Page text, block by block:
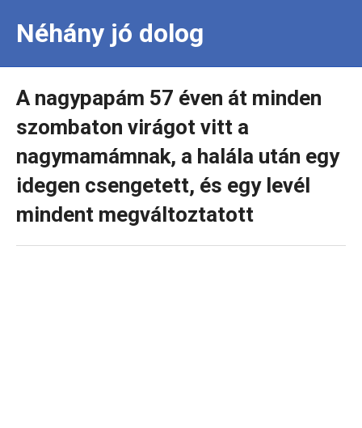
Néhány jó dolog
A nagypapám 57 éven át minden
szombaton virágot vitt a
nagymamámnak, a halála után egy
idegen csengetett, és egy levél
mindent megváltoztatott